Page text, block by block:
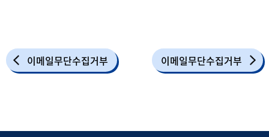
이메일무단수집거부 이메일무단수집거부